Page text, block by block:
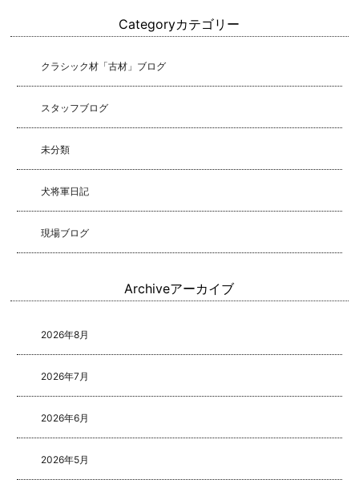
Categoryカテゴリー
クラシック材「古材」ブログ
スタッフブログ
未分類
犬将軍日記
現場ブログ
Archiveアーカイブ
2026年8月
2026年7月
2026年6月
2026年5月